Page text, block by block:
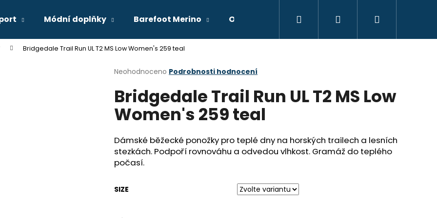
Módní doplňky Barefoot Merino Obchodní podmínky Kontakty
Přihlášení
Bridgedale Trail Run UL T2 MS Low Women's 259 teal
Průměrné
produktu
je
0,0
z
hvězdiček.
Neohodnoceno Podrobnosti hodnocení
Bridgedale Trail Run UL T2 MS Low
Women's 259 teal
Dámské běžecké ponožky pro teplé dny na horských trailech a lesních
stezkách. Podpoří rovnováhu a odvedou vlhkost. Gramáž do teplého
počasí.
SIZE
Co potřebujete najít?
HLEDAT